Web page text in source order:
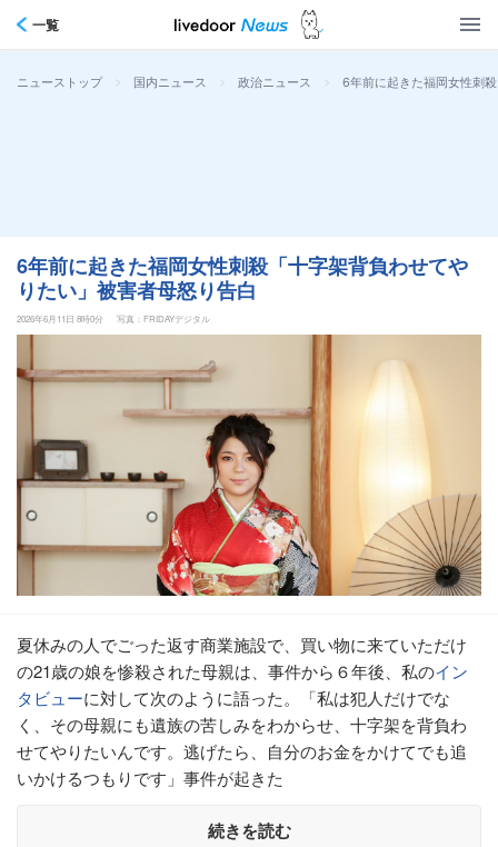
一覧
ニューストップ > 国内ニュース > 政治ニュース > 6年前に起きた福岡女性刺
6年前に起きた福岡女性刺殺「十字架背負わせてや
りたい」被害者母怒り告白
2026年6月11日 8時0分 写真：FRIDAYデジタル
夏休みの人でごった返す商業施設で、買い物に来ていただけ
の21歳の娘を惨殺された母親は、事件から６年後、私のイン
タビューに対して次のように語った。「私は犯人だけでな
く、その母親にも遺族の苦しみをわからせ、十字架を背負わ
せてやりたいんです。逃げたら、自分のお金をかけてでも追
いかけるつもりです」事件が起きた
続きを読む